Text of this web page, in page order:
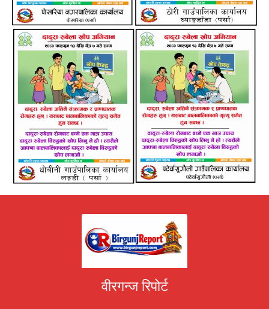
वीरगन्ज रिपोर्ट